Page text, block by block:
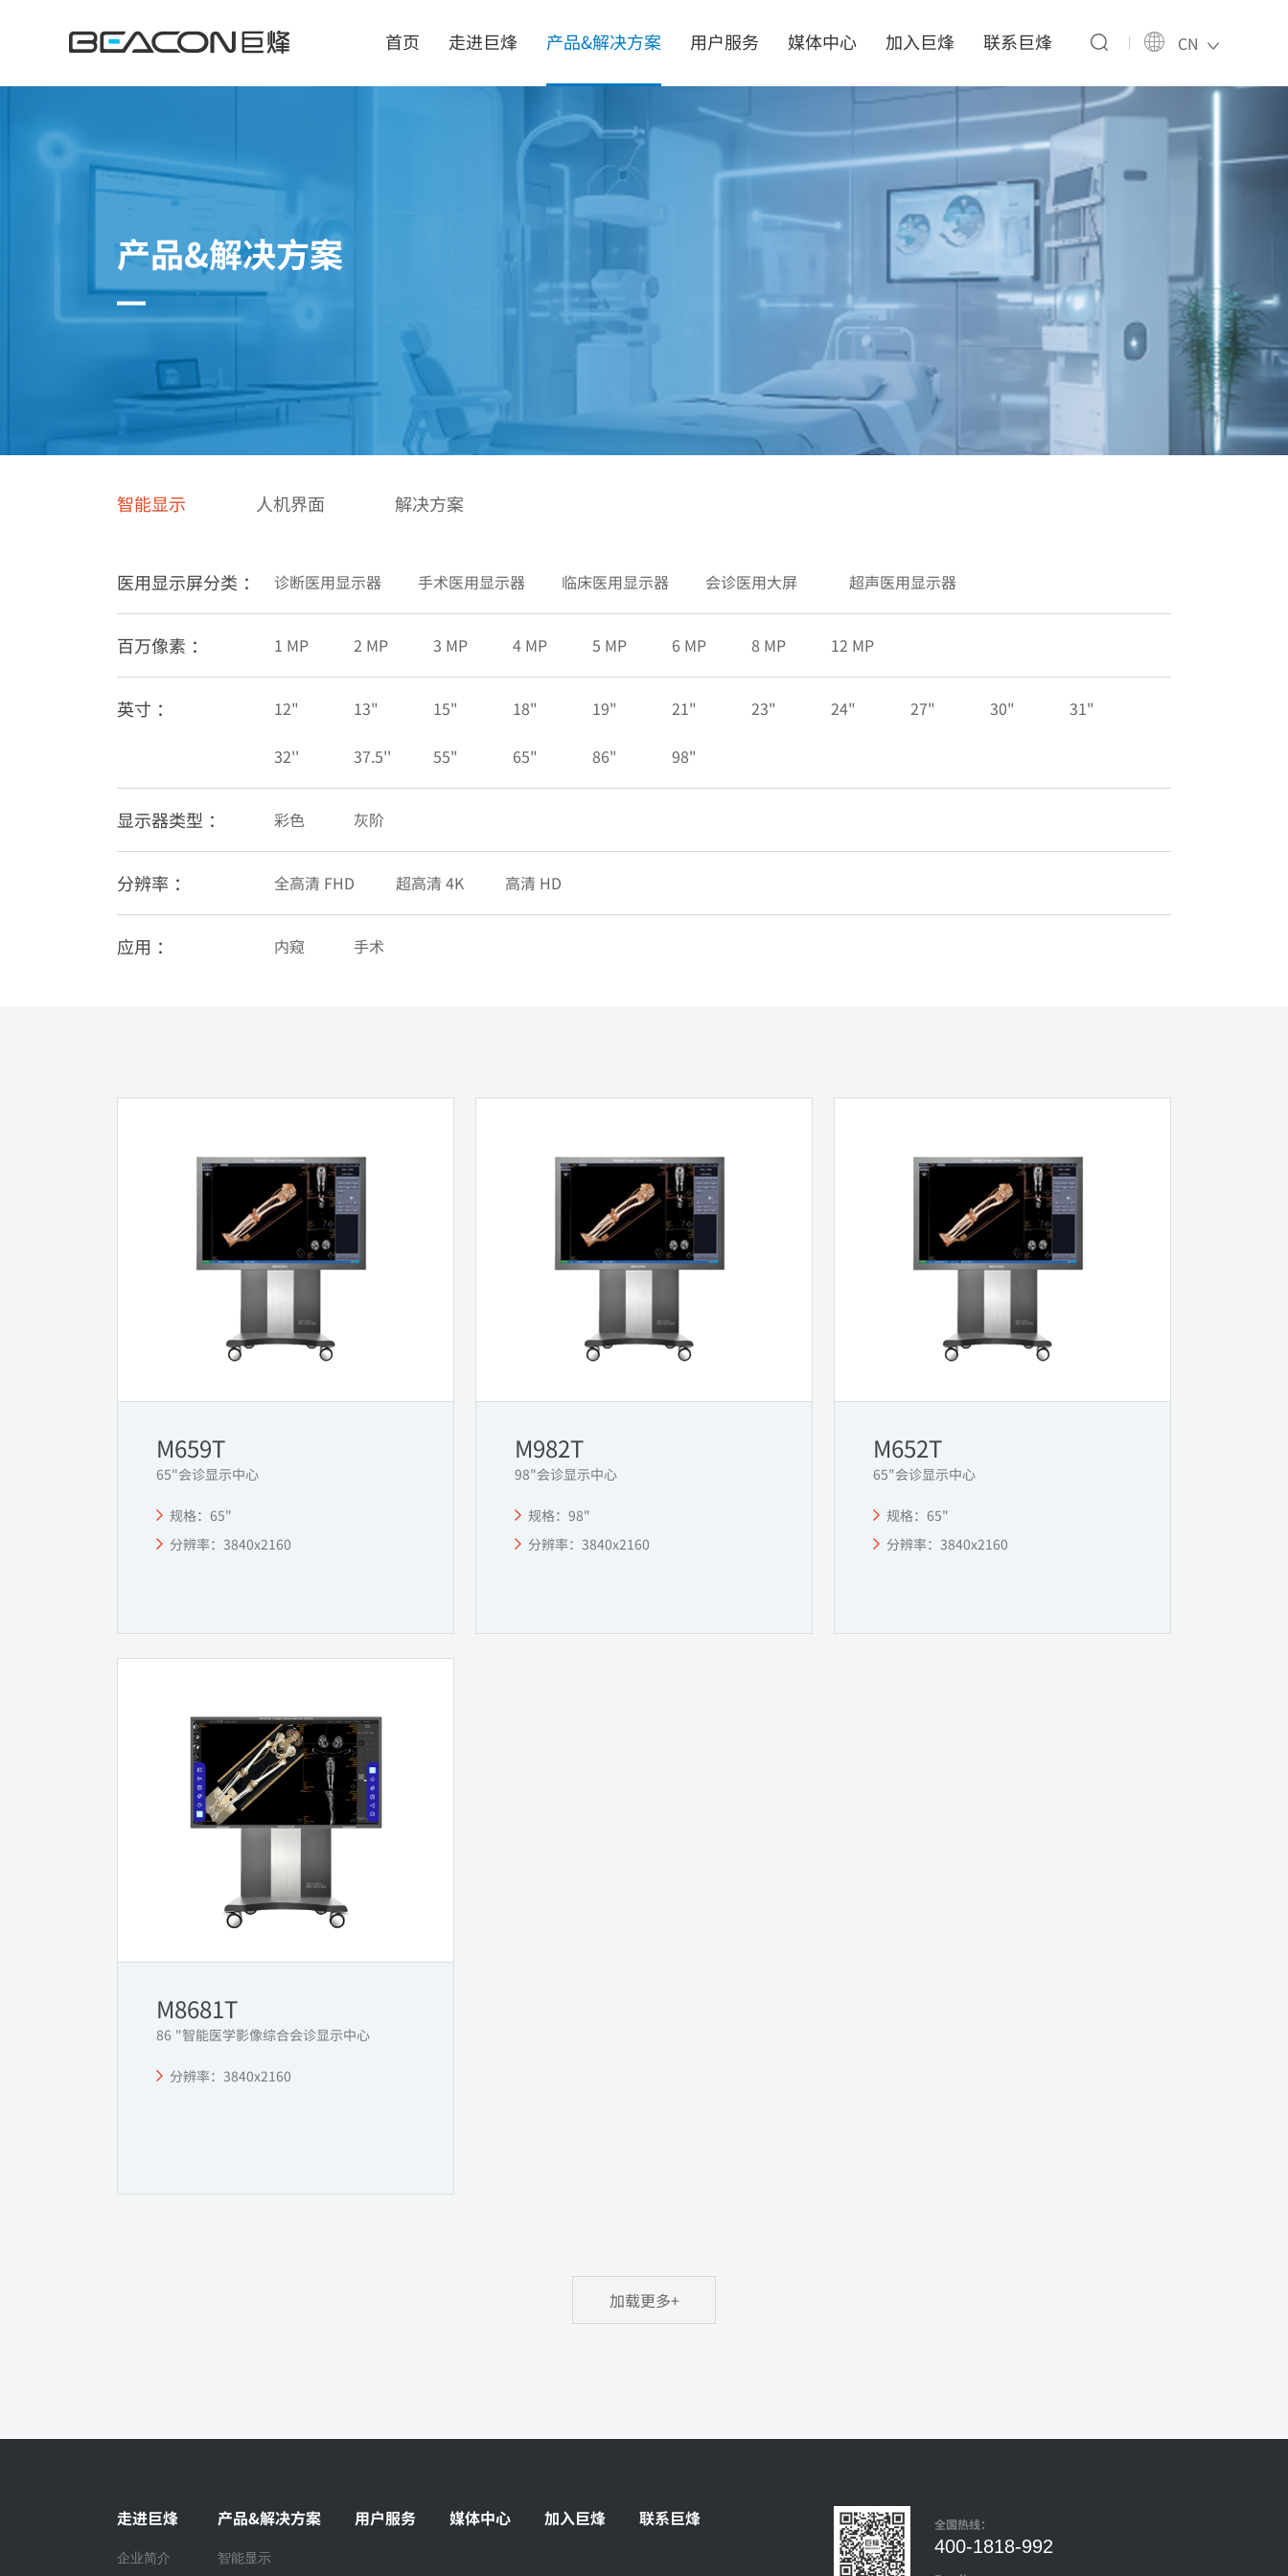
首页 走进巨烽 产品&解决方案
智能显示解决方案
诊断医用显示器
临床医用显示器
会诊医用大屏
超声医用显示器
病理医用显示器
自主掌握核心技术
满足个性需求定制
嵌入式一体工控机
一体化智能阅片会诊中心
数字化手术室解决方案
无磁射线防护方案
用户服务 媒体中心 加入巨烽 联系巨烽 CN
产品&解决方案
智能显示 人机界面 解决方案
医用显示屏分类 ： 诊断医用显示器 手术医用显示器 临床医用显示器 会诊医用大屏 超声医用显示器
百万像素 ： 1 MP 2 MP 3 MP 4 MP 5 MP 6 MP 8 MP 12 MP
英寸 ： 12" 13" 15" 18" 19" 21" 23" 24" 27" 30" 31"
32'' 37.5'' 55" 65" 86" 98"
显示器类型 ： 彩色 灰阶
分辨率 ： 全高清 FHD 超高清 4K 高清 HD
应用 ： 内窥 手术
M659T
65"会诊显示中心
规格：65"
分辨率：3840x2160
M982T
98"会诊显示中心
规格：98"
分辨率：3840x2160
M652T
65"会诊显示中心
规格：65"
分辨率：3840x2160
M8681T
86 "智能医学影像综合会诊显示中心
分辨率：3840x2160
加载更多+
走进巨烽
企业简介
产品&解决方案
智能显示
用户服务 媒体中心 加入巨烽 联系巨烽 全国热线：
400-1818-992